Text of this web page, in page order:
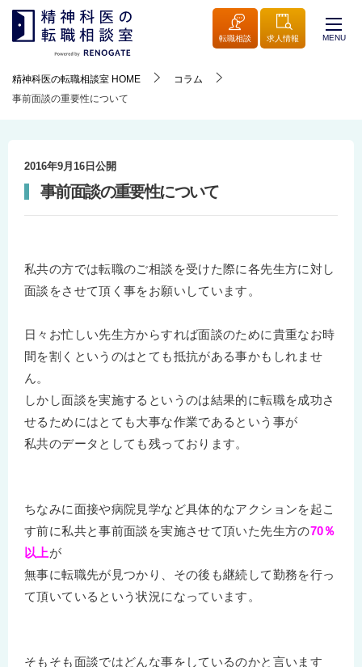
転職相談 求人情報 MENU
精神科医の転職相談室 HOME
コラム
事前面談の重要性について
2016年9月16日 公開
事前面談の重要性について
私共の方では転職のご相談を受けた際に各先生方に対し
面談をさせて頂く事をお願いしています。
日々お忙しい先生方からすれば面談のために貴重なお時
間を割くというのはとても抵抗がある事かもしれませ
ん。
しかし面談を実施するというのは結果的に転職を成功さ
せるためにはとても大事な作業であるという事が
私共のデータとしても残っております。
ちなみに面接や病院見学など具体的なアクションを起こ
す前に私共と事前面談を実施させて頂いた先生方の70％
以上が
無事に転職先が見つかり、その後も継続して勤務を行っ
て頂いているという状況になっています。
そもそも面談ではどんな事をしているのかと言います